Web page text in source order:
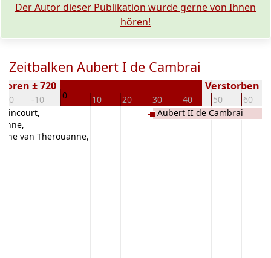
Der Autor dieser Publikation würde gerne von Ihnen
hören!
Zeitbalken Aubert I de Cambrai
-20 -10 0 10 20 30 40 50 60
± 720 Verstorben (
van Therouanne,
Aubert II de Cambrai